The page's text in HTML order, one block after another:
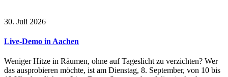
30. Juli 2026
Live-Demo in Aachen
Weniger Hitze in Räumen, ohne auf Tageslicht zu verzichten? Wer
das ausprobieren möchte, ist am Dienstag, 8. September, von 10 bis